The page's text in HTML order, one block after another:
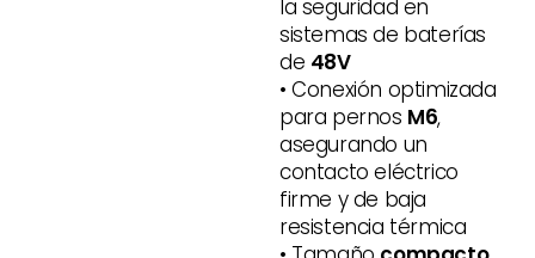
la seguridad en
sistemas de baterías
de 48V
• Conexión optimizada
para pernos M6,
asegurando un
contacto eléctrico
firme y de baja
resistencia térmica